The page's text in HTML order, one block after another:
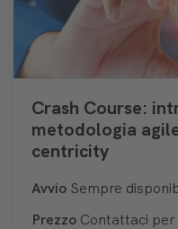
Crash Course:
metodologia
centricity
Avvio Sempre
Prezzo Contattaci